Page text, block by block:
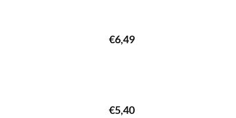
€6,49
€5,40